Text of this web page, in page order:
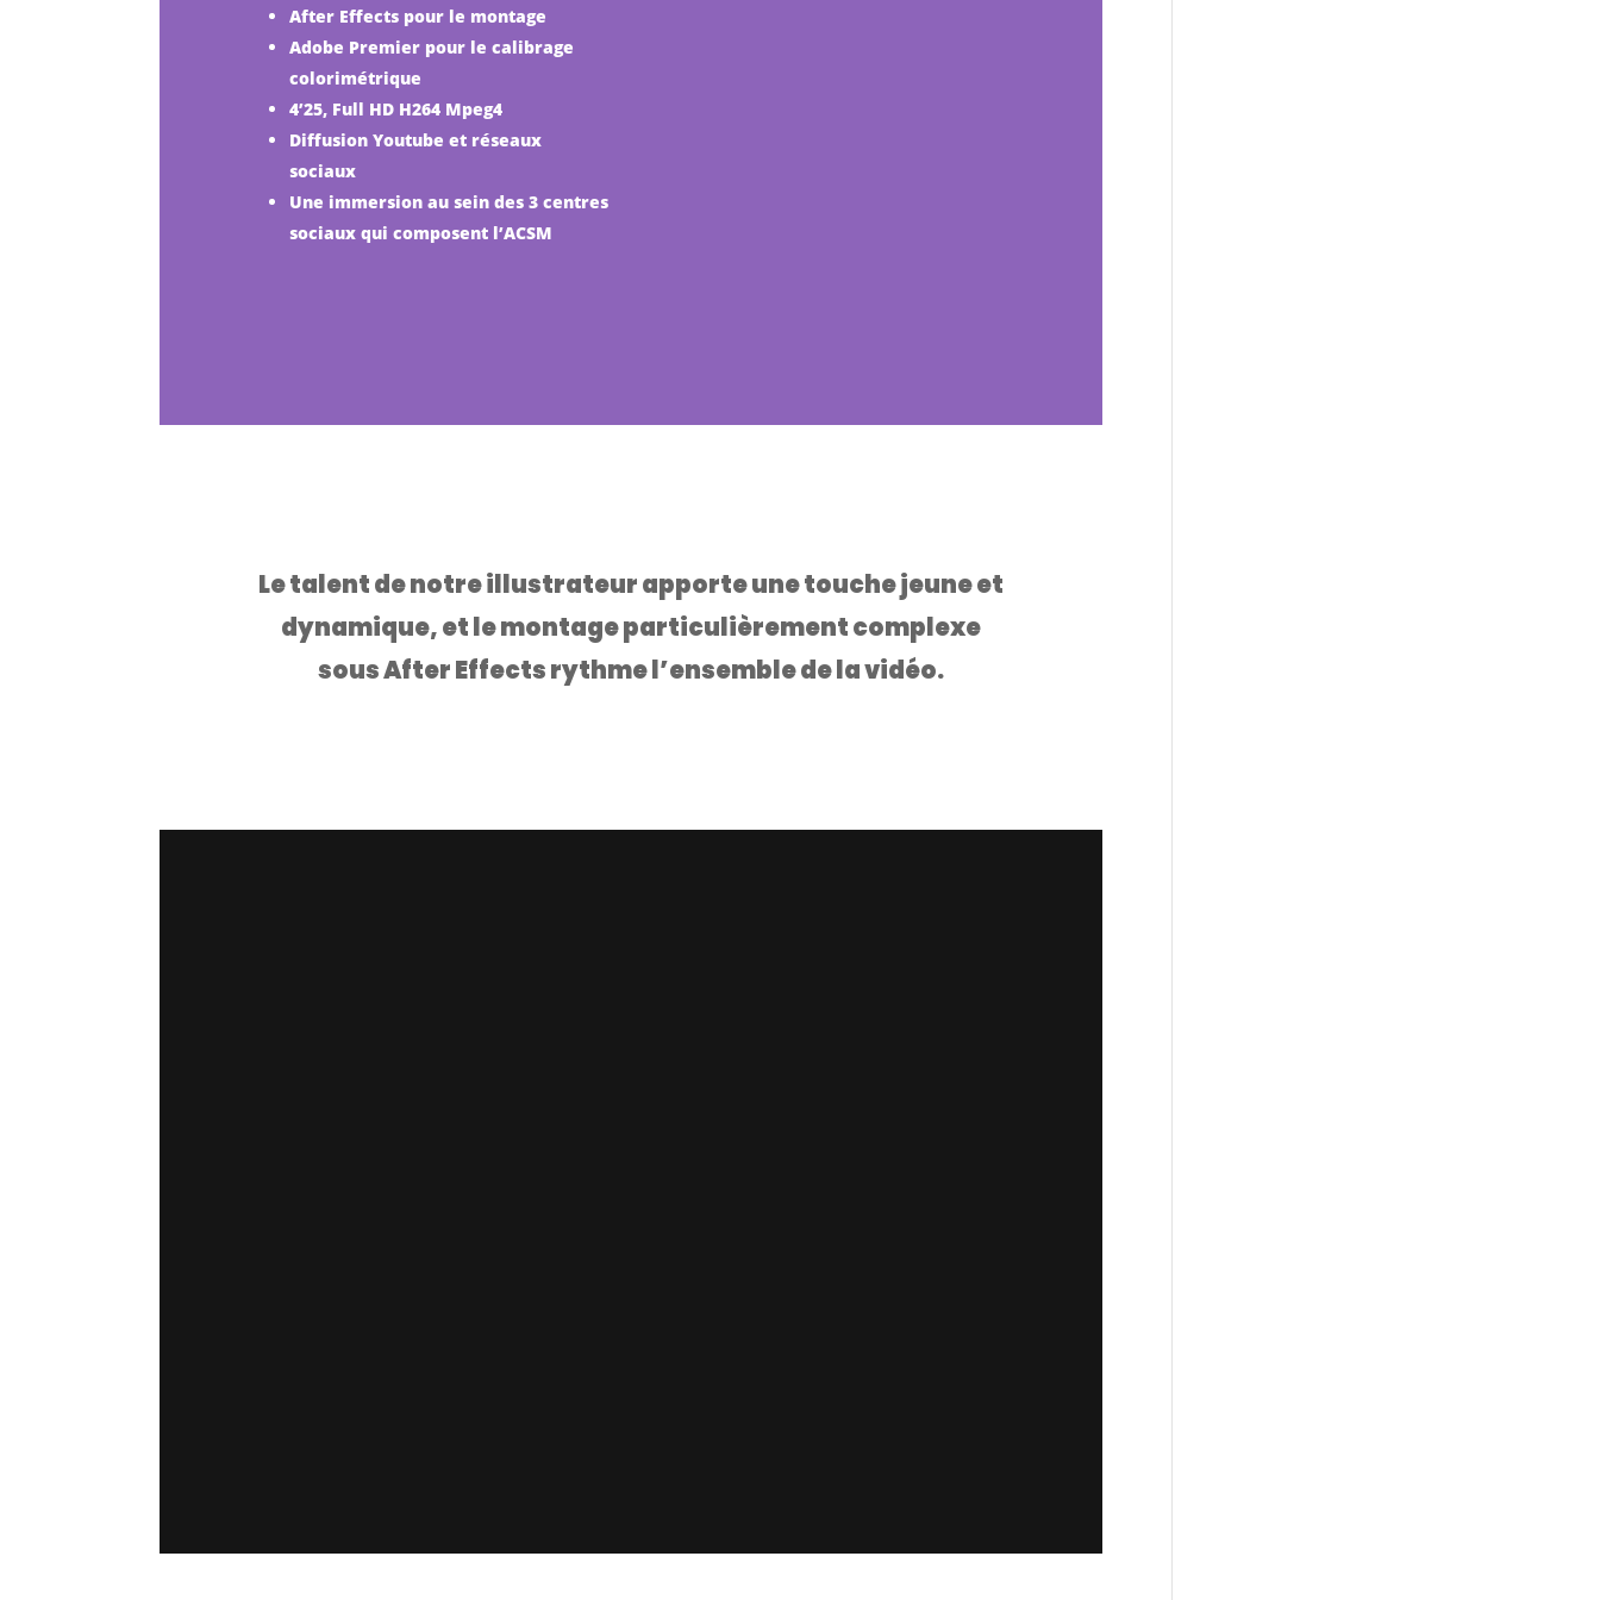
After Effects pour le montage
Adobe Premier pour le calibrage
colorimétrique
4’25, Full HD H264 Mpeg4
Diffusion Youtube et réseaux
sociaux
Une immersion au sein des 3 centres
sociaux qui composent l’ACSM
Le talent de notre illustrateur apporte une touche jeune et
dynamique, et le montage particulièrement complexe
sous After Effects rythme l’ensemble de la vidéo.